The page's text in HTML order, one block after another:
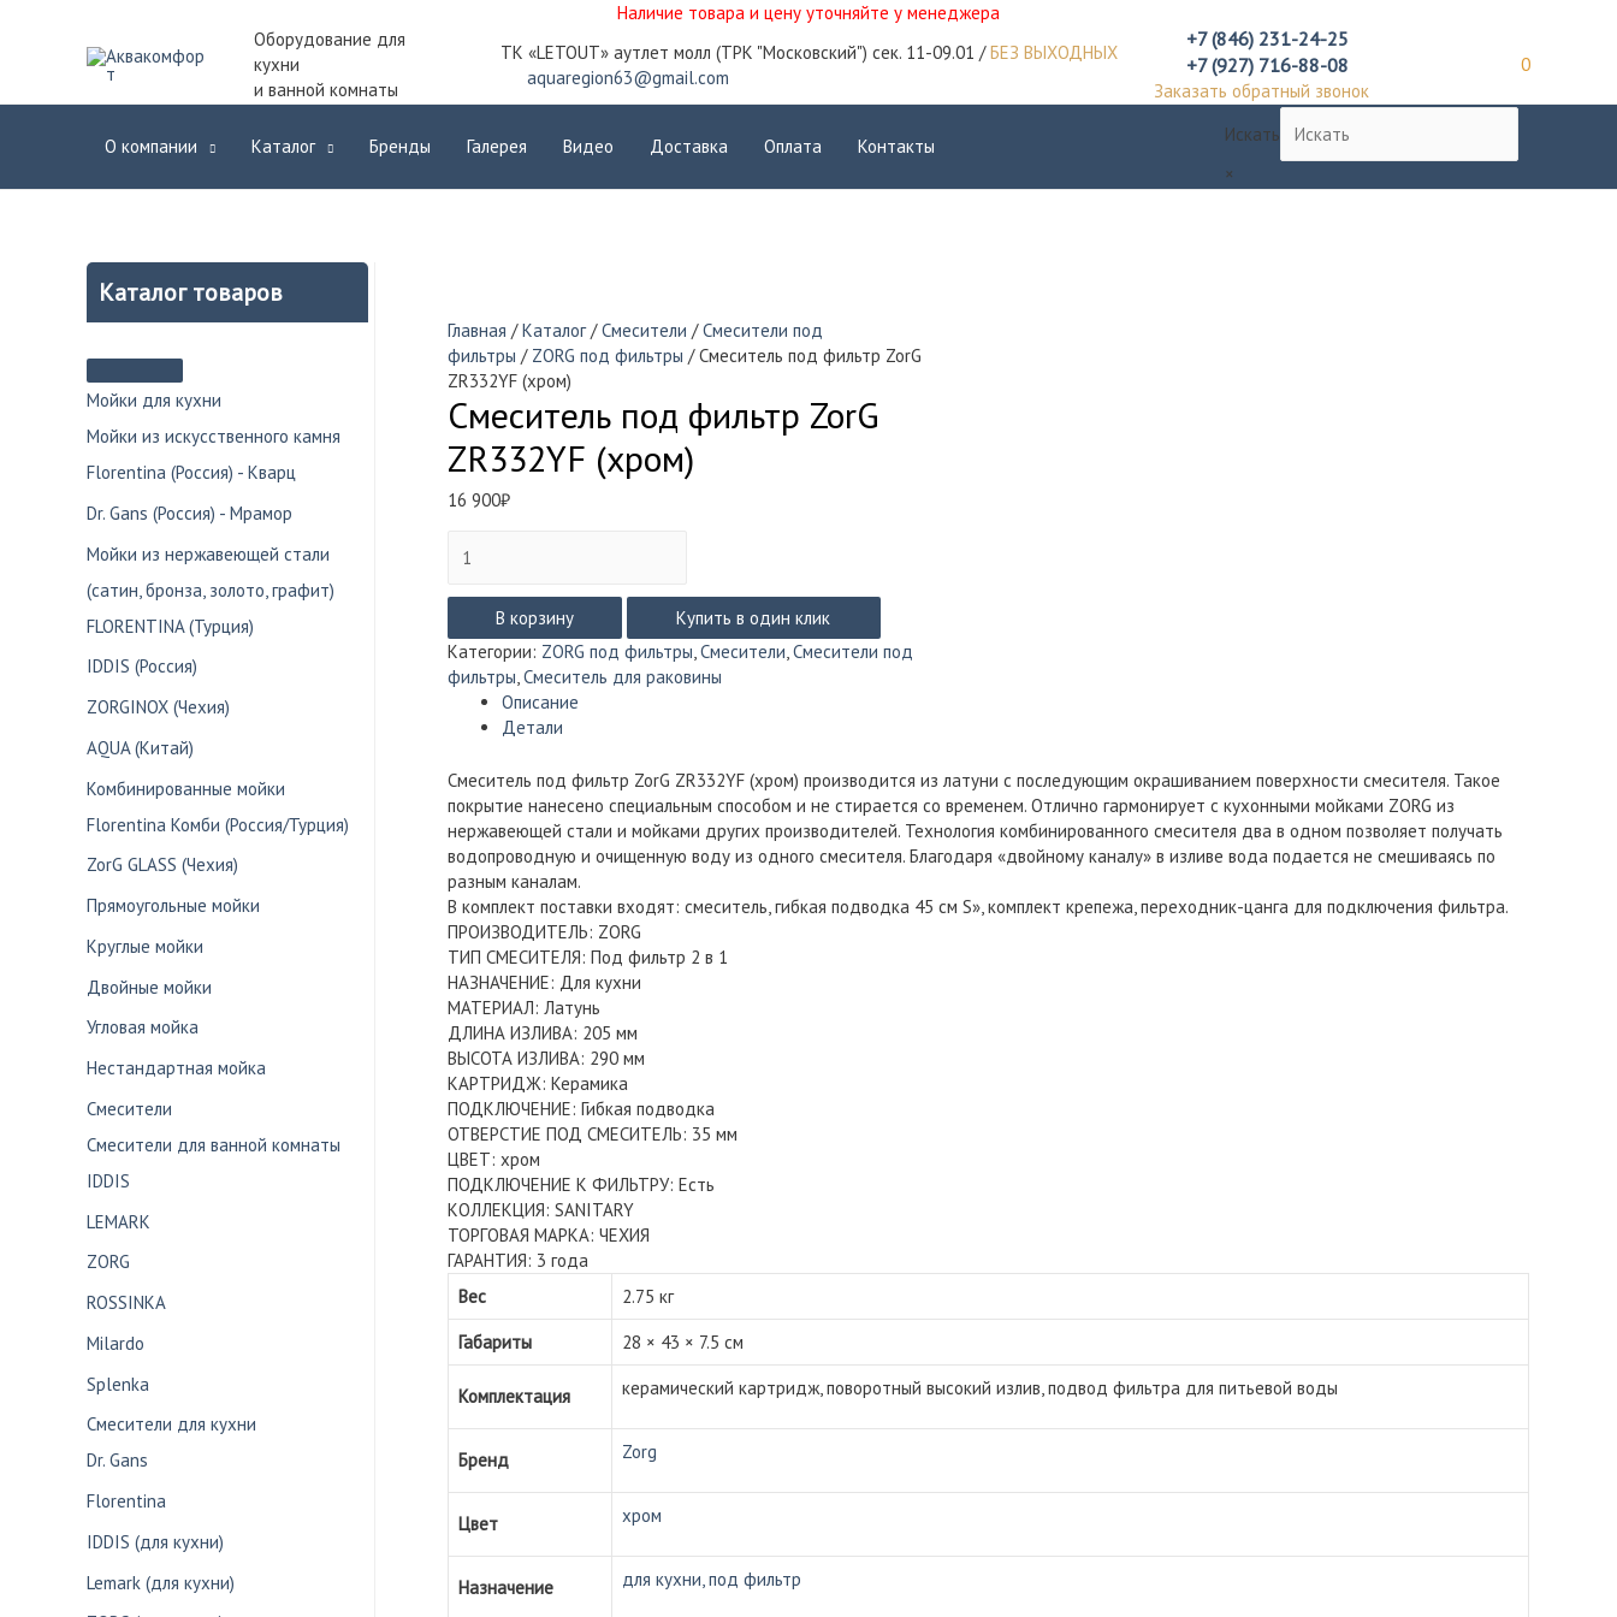
Наличие товара и цену уточняйте у менеджера
Оборудование для
кухни
и ванной комнаты
ТК «LETOUT» аутлет молл (ТРК "Московский") сек. 11-09.01 /БЕЗ ВЫХОДНЫХ
aquaregion63@gmail.com
+7 (846) 231-24-25
+7 (927) 716-88-08
Заказать обратный звонок
0
О компании Каталог Бренды Галерея Видео Доставка Оплата Контакты
Искать
×
Каталог товаров
Мойки для кухни
Мойки из искусственного камня
Florentina (Россия) - Кварц
Dr. Gans (Россия) - Мрамор
Мойки из нержавеющей стали
(сатин, бронза, золото, графит)
FLORENTINA (Турция)
IDDIS (Россия)
ZORGINOX (Чехия)
AQUA (Китай)
Комбинированные мойки
Florentina Комби (Россия/Турция)
ZorG GLASS (Чехия)
Прямоугольные мойки
Круглые мойки
Двойные мойки
Угловая мойка
Нестандартная мойка
Смесители
Смесители для ванной комнаты
IDDIS
LEMARK
ZORG
ROSSINKA
Milardo
Splenka
Смесители для кухни
Dr. Gans
Florentina
IDDIS (для кухни)
Lemark (для кухни)
Главная /Каталог/Смесители /Смесители под
фильтры / ZORG под фильтры / Смеситель под фильтр ZorG
ZR332YF (хром)
Смеситель под фильтр ZorG
ZR332YF (хром)
16 900₽
товара
Смеситель
фильтр
ZorG
ZR332YF
В корзину
Купить в один клик
Категории: ZORG под фильтры,Смесители,Смесители под
фильтры,Смеситель для раковины
Описание
Детали
Смеситель под фильтр ZorG ZR332YF (хром) производится из латуни с последующим окрашиванием поверхности смесителя. Такое
покрытие нанесено специальным способом и не стирается со временем. Отлично гармонирует с кухонными мойками ZORG из
нержавеющей стали и мойками других производителей. Технология комбинированного смесителя два в одном позволяет получать
водопроводную и очищенную воду из одного смесителя. Благодаря «двойному каналу» в изливе вода подается не смешиваясь по
разным каналам.
В комплект поставки входят: смеситель, гибкая подводка 45 см Ѕ», комплект крепежа, переходник-цанга для подключения фильтра.
ПРОИЗВОДИТЕЛЬ: ZORG
ТИП СМЕСИТЕЛЯ: Под фильтр 2 в 1
НАЗНАЧЕНИЕ: Для кухни
МАТЕРИАЛ: Латунь
ДЛИНА ИЗЛИВА: 205 мм
ВЫСОТА ИЗЛИВА: 290 мм
КАРТРИДЖ: Керамика
ПОДКЛЮЧЕНИЕ: Гибкая подводка
ОТВЕРСТИЕ ПОД СМЕСИТЕЛЬ: 35 мм
ЦВЕТ: хром
ПОДКЛЮЧЕНИЕ К ФИЛЬТРУ: Есть
КОЛЛЕКЦИЯ: SANITARY
ТОРГОВАЯ МАРКА: ЧЕХИЯ
ГАРАНТИЯ: 3 года
Вес
2.75 кг
Габариты
28 × 43 × 7.5 см
Комплектация керамический картридж, поворотный высокий излив, подвод фильтра для питьевой воды
Бренд Zorg
Цвет хром
Назначение для кухни, под фильтр